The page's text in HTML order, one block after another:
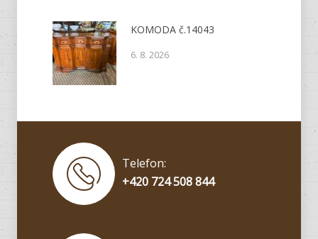
KOMODA č.14043
6. 8. 2026
Telefon:
+420 724 508 844